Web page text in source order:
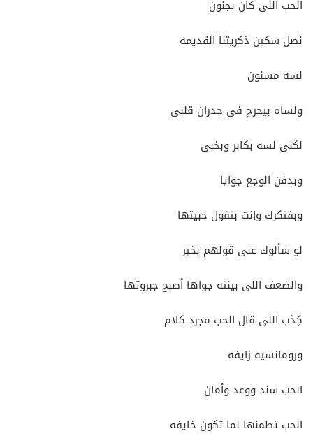
الحب اللى كان بجنون
نصل سكين ذكريتنا القديمه
لسه مسنون
ولساه بيجرح فى جدران قلبى
لكنى لسه بكابر وبخبى
وبدفن الوجع جوايا
وبفتكرك وإنت بتقول حبيتها
لو سألوك عنى قولهم بخير
والضعف اللى بينته جواها أصبح جبروتها
كِذب اللى قال الحب مجرد كلام
ورومانسيه زايفه
الحب سند ووعد وأمان
الحب تطمنها لما تكون خايفه